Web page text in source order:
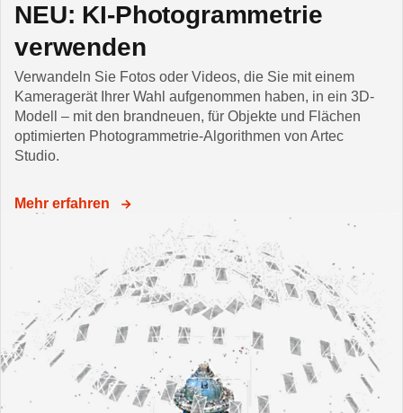
NEU: KI-Photogrammetrie
verwenden
Verwandeln Sie Fotos oder Videos, die Sie mit einem
Kameragerät Ihrer Wahl aufgenommen haben, in ein 3D-
Modell – mit den brandneuen, für Objekte und Flächen
optimierten Photogrammetrie-Algorithmen von Artec
Studio.
Mehr erfahren